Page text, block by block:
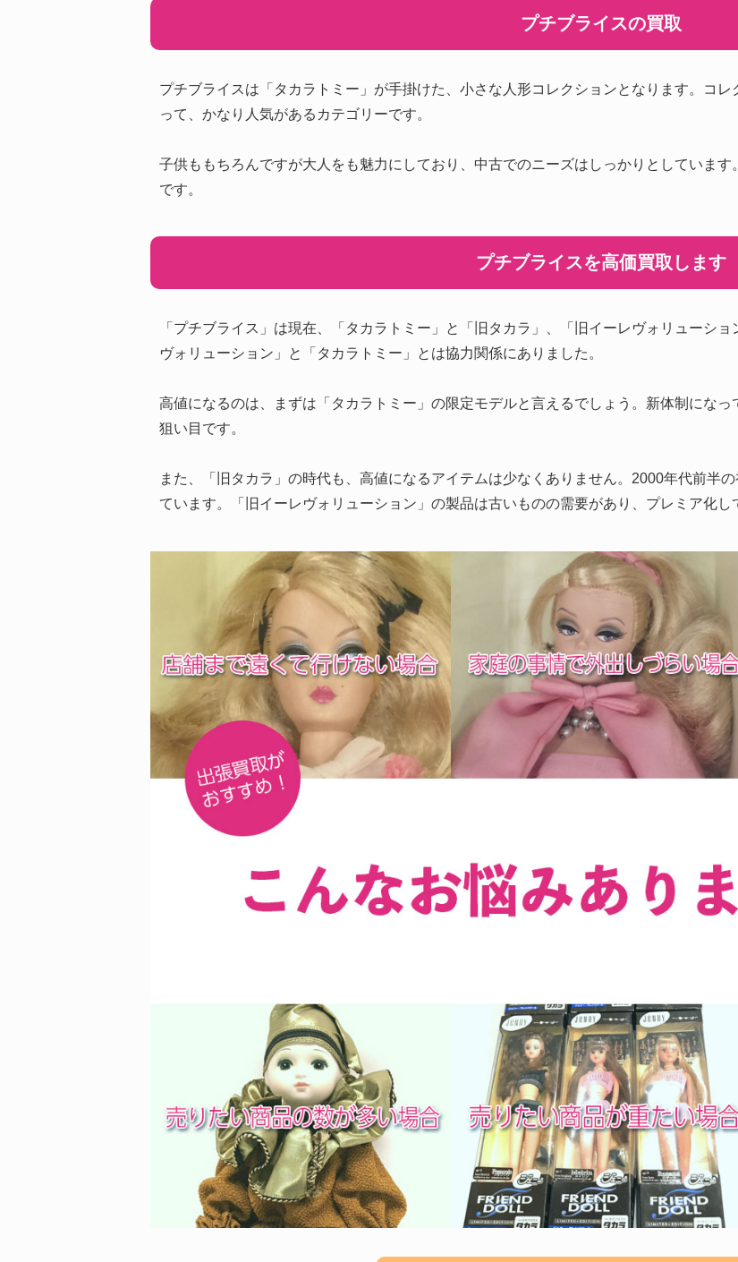
プチブライスの買取
プチブライスは「タカラトミー」が手掛けた、小さな人形コレクションとなります。コ
って、かなり人気があるカテゴリーです。
子供ももちろんですが大人をも魅力にしており、中古でのニーズはしっかりとしていま
です。
プチブライスを高価買取します
「プチブライス」は現在、「タカラトミー」と「旧タカラ」、「旧イーレヴォリューシ
ヴォリューション」と「タカラトミー」とは協力関係にありました。
高値になるのは、まずは「タカラトミー」の限定モデルと言えるでしょう。新体制にな
狙い目です。
また、「旧タカラ」の時代も、高値になるアイテムは少なくありません。2000年代前半
ています。「旧イーレヴォリューション」の製品は古いものの需要があり、プレミア化し